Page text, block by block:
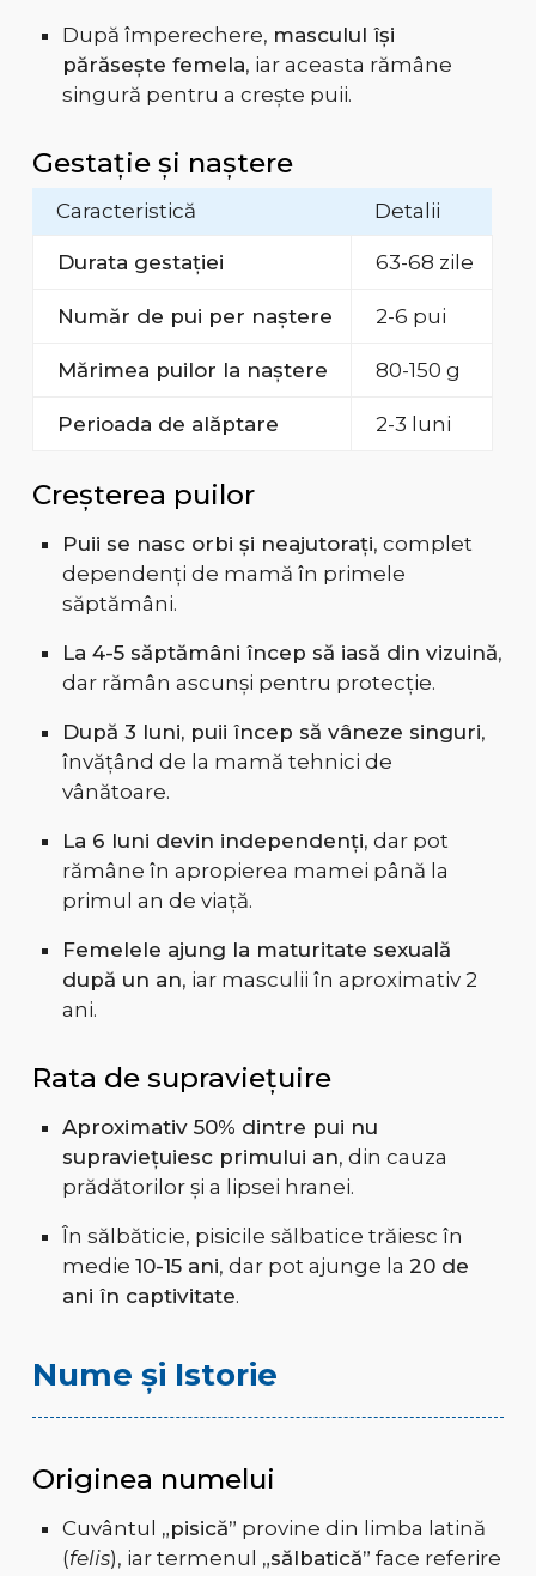
După împerechere, masculul își
părăsește femela, iar aceasta rămâne
singură pentru a crește puii.
Gestație și naștere
Caracteristică Detalii
Durata gestației 63-68 zile
Număr de pui per naștere 2-6 pui
Mărimea puilor la naștere 80-150 g
Perioada de alăptare 2-3 luni
Creșterea puilor
Puii se nasc orbi și neajutorați, complet
dependenți de mamă în primele
săptămâni.
La 4-5 săptămâni încep să iasă din vizuină,
dar rămân ascunși pentru protecție.
După 3 luni, puii încep să vâneze singuri,
învățând de la mamă tehnici de
vânătoare.
La 6 luni devin independenți, dar pot
rămâne în apropierea mamei până la
primul an de viață.
Femelele ajung la maturitate sexuală
după un an, iar masculii în aproximativ 2
ani.
Rata de supraviețuire
Aproximativ 50% dintre pui nu
supraviețuiesc primului an, din cauza
prădătorilor și a lipsei hranei.
În sălbăticie, pisicile sălbatice trăiesc în
medie 10-15 ani, dar pot ajunge la 20 de
ani în captivitate.
Nume și Istorie
Originea numelui
Cuvântul „pisică” provine din limba latină
(felis), iar termenul „sălbatică” face referire